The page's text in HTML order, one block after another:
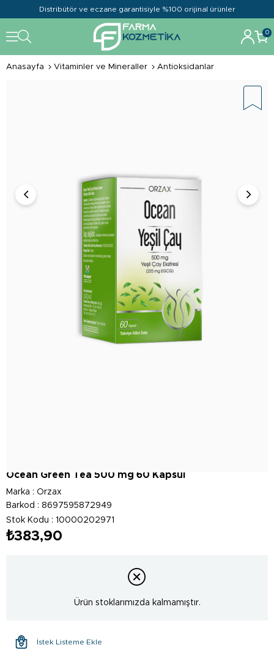
Distribütör ve eczane garantisiyle %100 orijinal ürünler
0
Anasayfa Vitaminler ve Mineraller Antioksidanlar
Ocean Green Tea 500 mg 60 Kapsül
Marka : Orzax
Barkod : 8697595872949
Stok Kodu
10000202971
₺383,90
Ürün stoklarımızda kalmamıştır.
İstek Listeme Ekle